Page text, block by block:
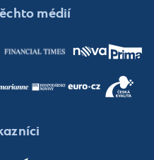
médií